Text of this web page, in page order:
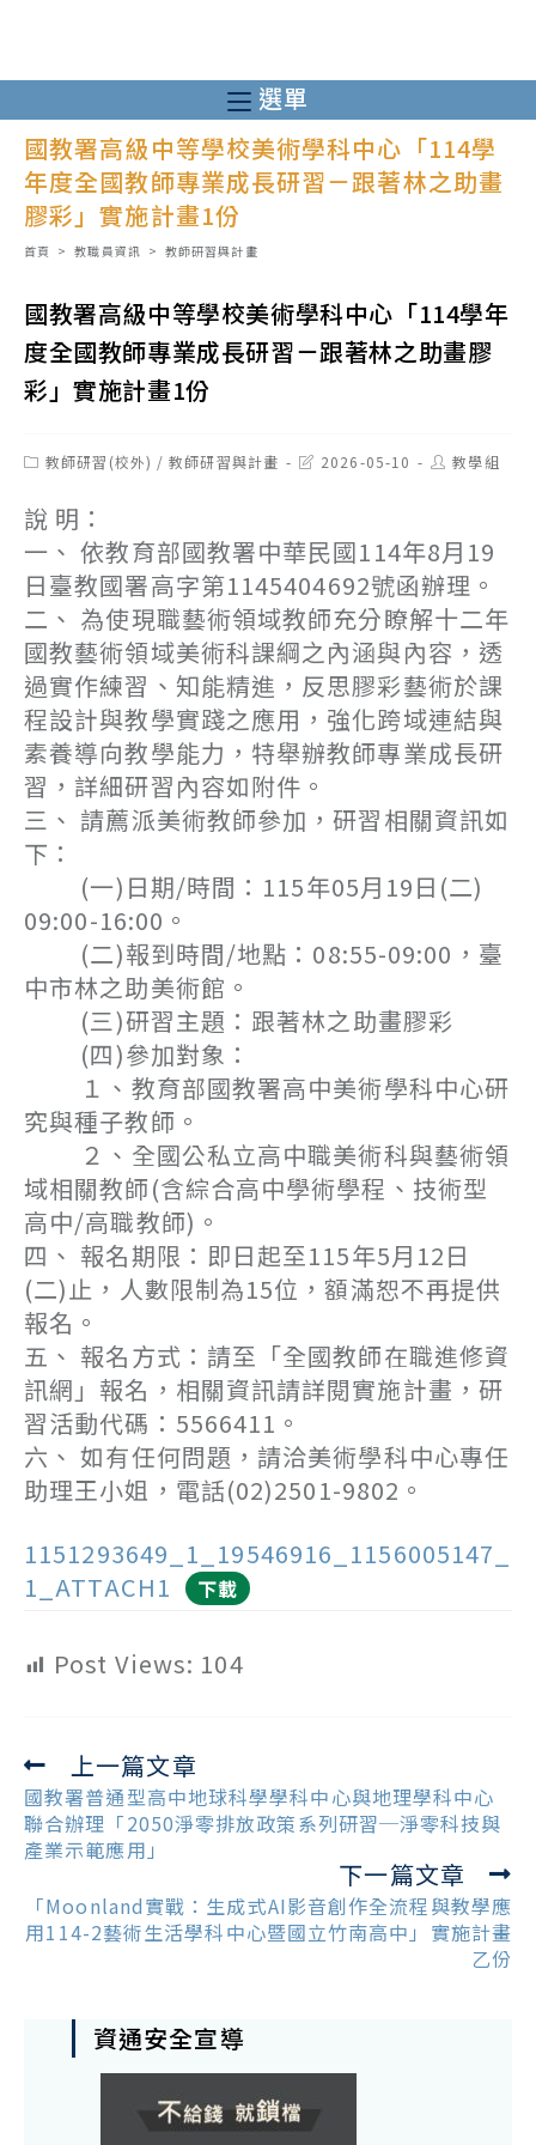
至
主
內
選單
國教署高級中等學校美術學科中心「114學
年度全國教師專業成長研習－跟著林之助畫
膠彩」實施計畫1份
首頁 > 教職員資訊 > 教師研習與計畫
國教署高級中等學校美術學科中心「114學年
度全國教師專業成長研習－跟著林之助畫膠
彩」實施計畫1份
Post教師研習(校外) / 教師研習與計畫
Post2026-05-10
Post教學組
說 明：
一、 依教育部國教署中華民國114年8月19
日臺教國署高字第1145404692號函辦理。
二、 為使現職藝術領域教師充分瞭解十二年
國教藝術領域美術科課綱之內涵與內容，透
過實作練習、知能精進，反思膠彩藝術於課
程設計與教學實踐之應用，強化跨域連結與
素養導向教學能力，特舉辦教師專業成長研
習，詳細研習內容如附件。
三、 請薦派美術教師參加，研習相關資訊如
下：
(一)日期/時間：115年05月19日(二)
09:00-16:00。
(二)報到時間/地點：08:55-09:00，臺
中市林之助美術館。
(三)研習主題：跟著林之助畫膠彩
(四)參加對象：
１、教育部國教署高中美術學科中心研
究與種子教師。
２、全國公私立高中職美術科與藝術領
域相關教師(含綜合高中學術學程、技術型
高中/高職教師)。
四、 報名期限：即日起至115年5月12日
(二)止，人數限制為15位，額滿恕不再提供
報名。
五、 報名方式：請至「全國教師在職進修資
訊網」報名，相關資訊請詳閱實施計畫，研
習活動代碼：5566411。
六、 如有任何問題，請洽美術學科中心專任
助理王小姐，電話(02)2501-9802。
1151293649_1_19546916_1156005147_
1_ATTACH1
下載
Post Views: 104
Read
more
articles
上一篇文章
國教署普通型高中地球科學學科中心與地理學科中心
聯合辦理「2050淨零排放政策系列研習─淨零科技與
產業示範應用」
下一篇文章
「Moonland實戰：生成式AI影音創作全流程與教學應
用114-2藝術生活學科中心暨國立竹南高中」實施計畫
乙份
資通安全宣導